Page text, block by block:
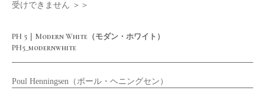
受けできません ＞＞
PH 5｜Modern White（モダン・ホワイト）
PH5_modernwhite
Poul Henningsen（ポール・ヘニングセン）